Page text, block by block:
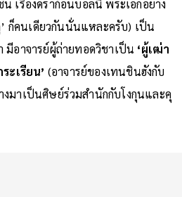
เรื่องดราก้อนบอลนี้ พระเอกอย่าง
’ ก็คนเดียวกันนั่นแหละครับ) เป็น
มีอาจารย์ผู้ถ่ายทอดวิชาเป็น ‘ผู้เฒ่า
ระเรียน’ (อาจารย์ของเทนชินฮังกับ
งมาเป็นศิษย์ร่วมสำนักกับโงกุนและคุ